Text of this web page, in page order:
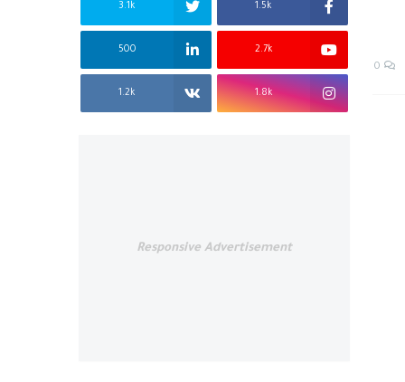
0
1.5k
3.1k
2.7k
500
1.8k
1.2k
Responsive Advertisement